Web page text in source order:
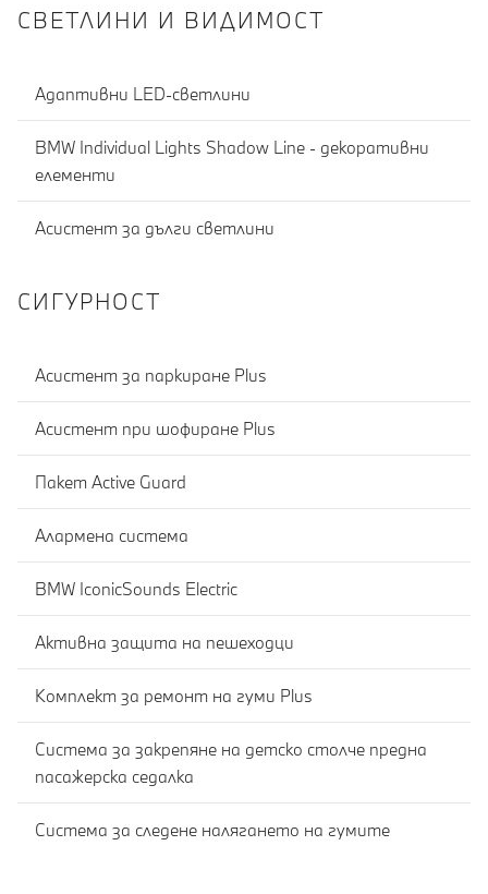
СВЕТЛИНИ И ВИДИМОСТ
Адаптивни LED-светлини
BMW Individual Lights Shadow Line - декоративни
елементи
Асистент за дълги светлини
СИГУРНОСТ
Асистент за паркиране Plus
Асистент при шофиране Plus
Пакет Active Guard
Алармена система
BMW IconicSounds Electric
Активна защита на пешеходци
Комплект за ремонт на гуми Plus
Система за закрепяне на детско столче предна
пасажерска седалка
Система за следене налягането на гумите